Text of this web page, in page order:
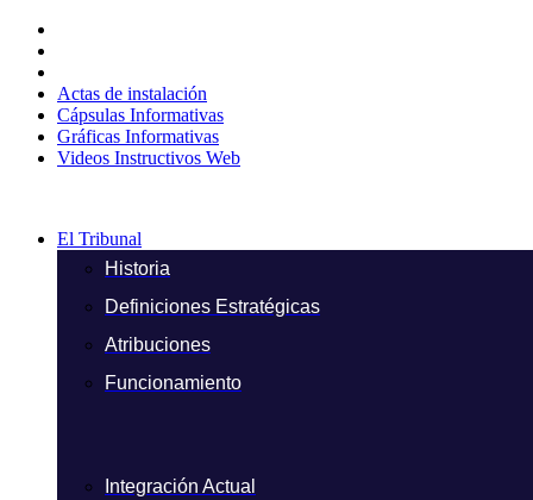
contenido
Actas de instalación
Cápsulas Informativas
Gráficas Informativas
Videos Instructivos Web
El Tribunal
Historia
Definiciones Estratégicas
Atribuciones
Funcionamiento
Integración Actual